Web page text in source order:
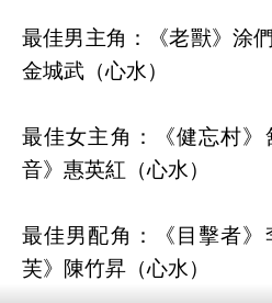
最佳男主角：《老獸》涂
金城武（心水）
最佳女主角：《健忘村
音》惠英紅（心水）
最佳男配角：《目擊者
芙》陳竹昇（心水）